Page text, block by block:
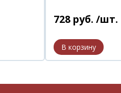
728 руб. /шт.